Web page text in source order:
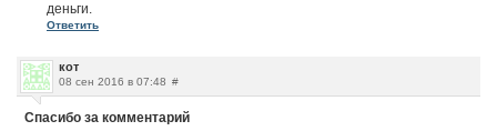
деньги.
Ответить
кот
08 сен 2016 в 07:48 #
Спасибо за комментарий